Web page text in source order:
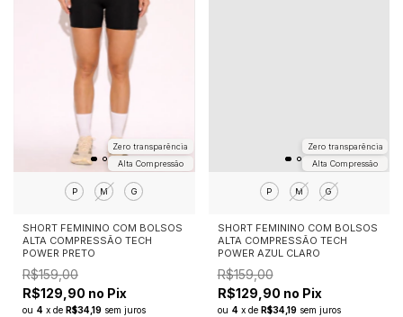
Alta Compressão
Zero transparência
P M G
SHORT FEMININO COM BOLSOS
ALTA COMPRESSÃO TECH
POWER PRETO
R$159,00
R$129,90 no Pix
ou 4 x de R$34,19 sem juros
Alta Compressão
Zero transparência
P M G
SHORT FEMININO COM BOLSOS
ALTA COMPRESSÃO TECH
POWER AZUL CLARO
R$159,00
R$129,90 no Pix
ou 4 x de R$34,19 sem juros